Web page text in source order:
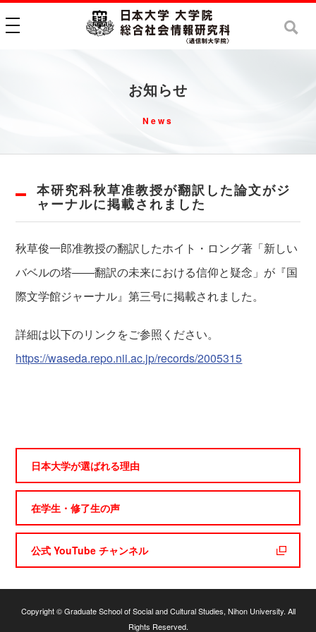
toggle navigation
お知らせ
News
本研究科秋草准教授が翻訳した論文がジ
ャーナルに掲載されました
秋草俊一郎准教授の翻訳したホイト・ロング著「新しい
バベルの塔――翻訳の未来における信仰と疑念」が『国
際文学館ジャーナル』第三号に掲載されました。
詳細は以下のリンクをご参照ください。
https://waseda.repo.nii.ac.jp/records/2005315
日本大学が選ばれる理由
在学生・修了生の声
公式 YouTube チャンネル
Copyright © Graduate School of Social and Cultural Studies, Nihon University. All
Rights Reserved.